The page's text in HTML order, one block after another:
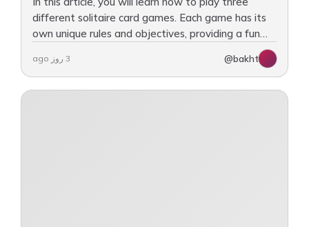
different solitaire card games. Each game has its
own unique rules and objectives, providing a fun
@bakht 3 روز ago